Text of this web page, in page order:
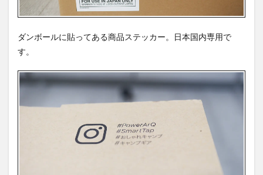
ダンボールに貼ってある商品ステッカー。日本国内専用で
す。